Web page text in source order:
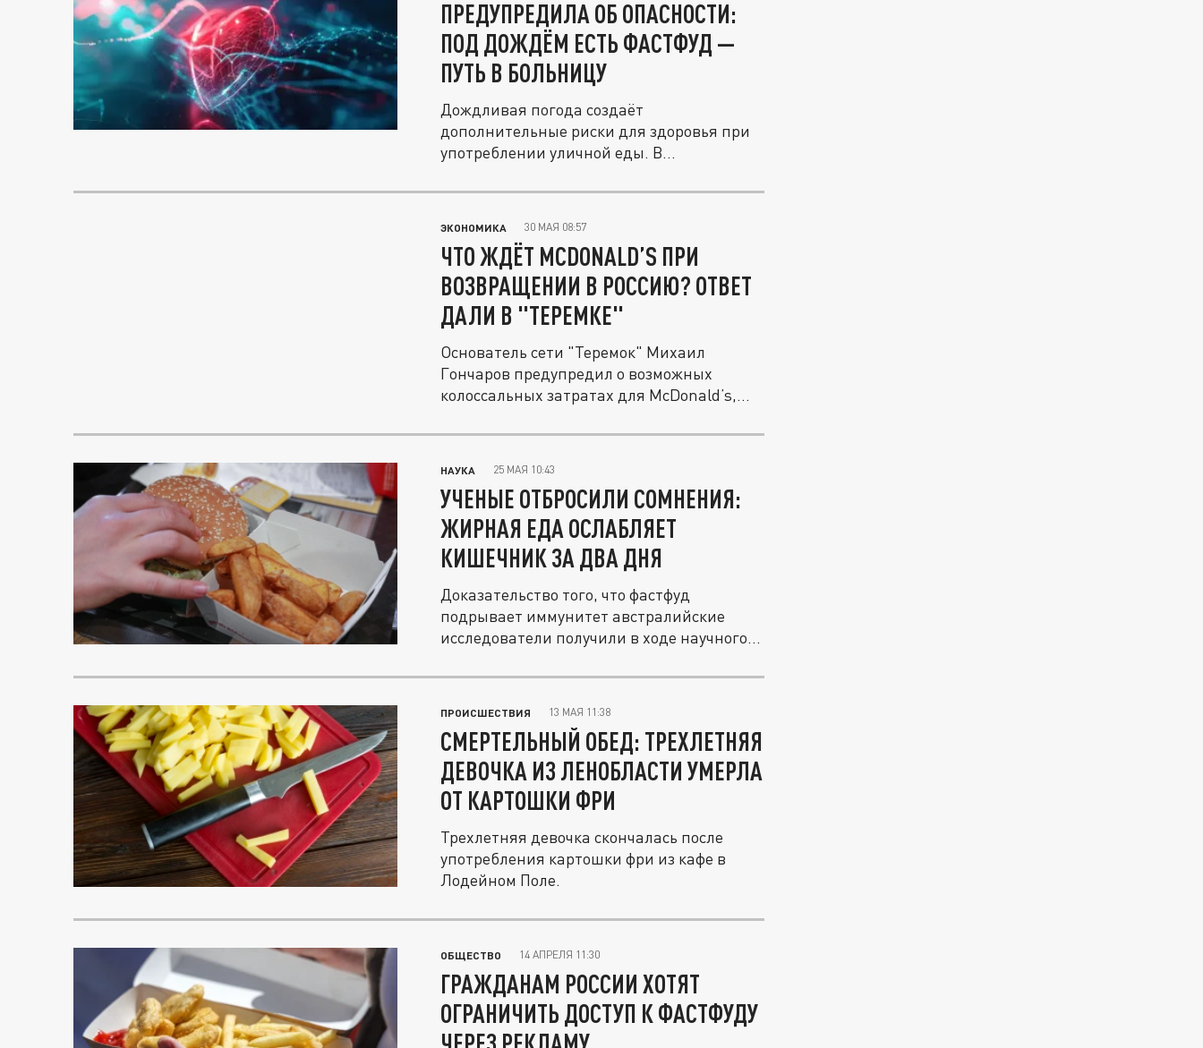
ПРЕДУПРЕДИЛА ОБ ОПАСНОСТИ:
ПОД ДОЖДЁМ ЕСТЬ ФАСТФУД —
ПУТЬ В БОЛЬНИЦУ
Дождливая погода создаёт
дополнительные риски для здоровья при
употреблении уличной еды. В
ЭКОНОМИКА 30 МАЯ 08:57
ЧТО ЖДЁТ MCDONALD’S ПРИ
ВОЗВРАЩЕНИИ В РОССИЮ? ОТВЕТ
ДАЛИ В "ТЕРЕМКЕ"
Основатель сети "Теремок" Михаил
Гончаров предупредил о возможных
колоссальных затратах для McDonald’s,
НАУКА 25 МАЯ 10:43
УЧЕНЫЕ ОТБРОСИЛИ СОМНЕНИЯ:
ЖИРНАЯ ЕДА ОСЛАБЛЯЕТ
КИШЕЧНИК ЗА ДВА ДНЯ
Доказательство того, что фастфуд
подрывает иммунитет австралийские
исследователи получили в ходе научного...
ПРОИСШЕСТВИЯ 13 МАЯ 11:38
СМЕРТЕЛЬНЫЙ ОБЕД: ТРЕХЛЕТНЯЯ
ДЕВОЧКА ИЗ ЛЕНОБЛАСТИ УМЕРЛА
ОТ КАРТОШКИ ФРИ
Трехлетняя девочка скончалась после
употребления картошки фри из кафе в
Лодейном Поле.
ОБЩЕСТВО 14 АПРЕЛЯ 11:30
ГРАЖДАНАМ РОССИИ ХОТЯТ
ОГРАНИЧИТЬ ДОСТУП К ФАСТФУДУ